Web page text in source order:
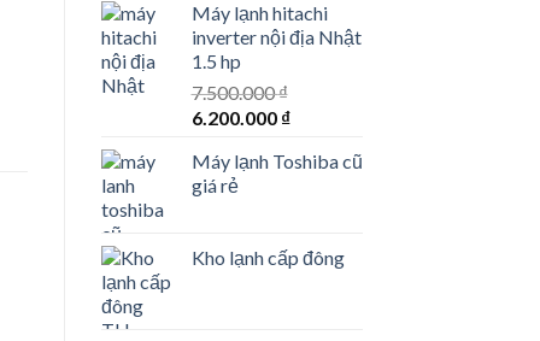
Máy lạnh hitachi
inverter nội địa Nhật
1.5 hp
7.500.000₫
Giá
là:
7.500.000 ₫.
6.200.000 ₫Giá
tại
Máy lạnh Toshiba cũ
giá rẻ
Kho lạnh cấp đông